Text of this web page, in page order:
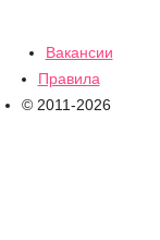
Вакансии
Правила
© 2011-2026